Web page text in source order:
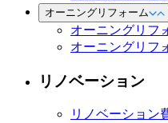
オーニングリフォーム
オーニングリフ
オーニングリフ
リノベーション
リノベーション